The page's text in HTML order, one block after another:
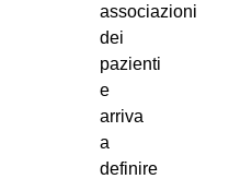
associazioni
dei
pazienti
e
arriva
a
definire